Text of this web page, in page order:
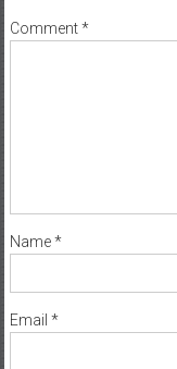
Comment*
Name*
Email *